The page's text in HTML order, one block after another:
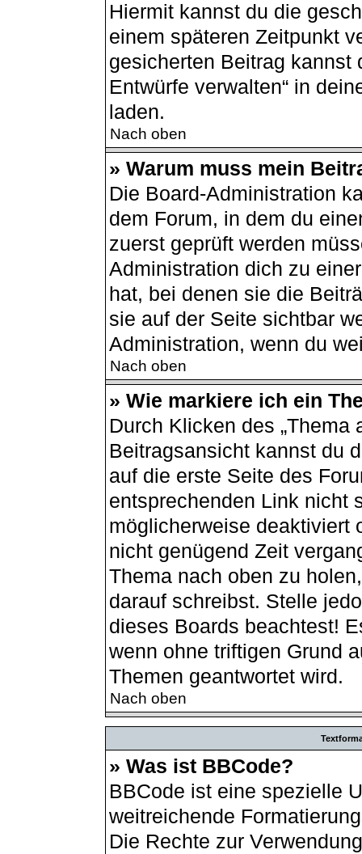
Hiermit kannst du die
einem späteren Zeitpunkt
gesicherten Beitrag kannst
Entwürfe verwalten“ in
laden.
Nach oben
» Warum muss mein
Die Board-Administration
dem Forum, in dem du
zuerst geprüft werden
Administration dich zu
hat, bei denen sie die
sie auf der Seite sichtbar
Administration, wenn du
Nach oben
» Wie markiere ich ein
Durch Klicken des „Thema
Beitragsansicht kannst du
auf die erste Seite des
entsprechenden Link nicht
möglicherweise deaktiviert
nicht genügend Zeit
Thema nach oben zu
darauf schreibst. Stelle
dieses Boards beachtest!
wenn ohne triftigen Grund
Themen geantwortet wird.
Nach oben
» Was ist BBCode?
BBCode ist eine spezielle
weitreichende
Die Rechte zur